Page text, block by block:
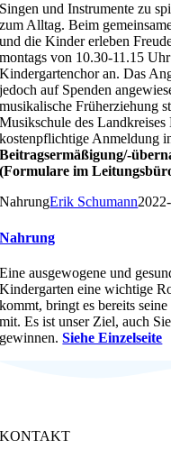
Singen und Instrumente zu
zum Alltag. Beim
und die Kinder erleben
montags von 10.30-11.15
Kindergartenchoran. Das
jedochauf Spenden
musikalische Früherziehung
Musikschule des
kostenpflichtige Anmeldung
Beitragsermäßigung/-
(Formulare im
NahrungErik Schumann
Nahrung
Eine ausgewogene und
Kindergarten eine wichtige
kommt, bringt es bereits
mit. Es ist unser Ziel, auch
gewinnen.Siehe Einzelseite
KONTAKT